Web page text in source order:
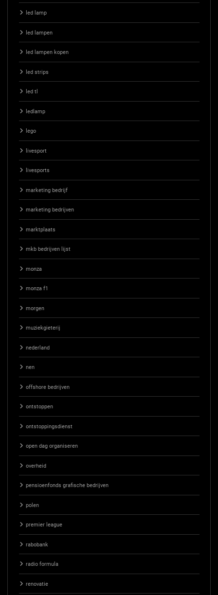
led lamp
led lampen
led lampen kopen
led strips
led tl
ledlamp
lego
livesport
livesports
marketing bedrijf
marketing bedrijven
marktplaats
mkb bedrijven lijst
monza
monza f1
morgen
muziekgieterij
nederland
nen
offshore bedrijven
ontstoppen
ontstoppingsdienst
open dag organiseren
overheid
pensioenfonds grafische bedrijven
polen
premier league
rabobank
radio formula
renovatie